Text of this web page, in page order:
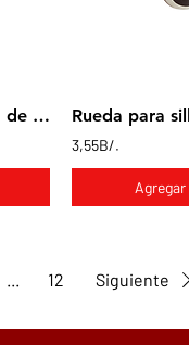
Escalera de 8 pies fibra de vidrio
3,55B/.
... 12 Siguiente